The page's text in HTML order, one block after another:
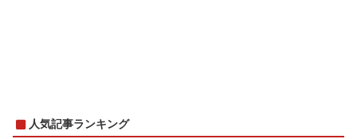
人気記事ランキング